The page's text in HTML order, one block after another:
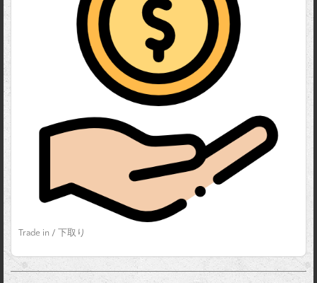
Trade in / 下取り